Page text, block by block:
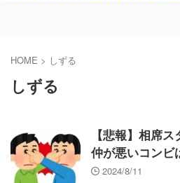
HOME > しずる
しずる
【悲報】相席
仲が悪いコンビ
2024/8/11